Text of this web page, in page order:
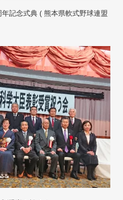
記念式典 ( 熊本県軟式野球連盟